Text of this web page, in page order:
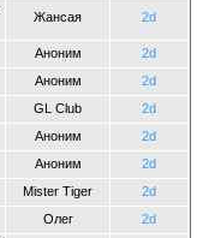
Жансая 2d
Аноним 2d
Аноним 2d
GL Club 2d
Аноним 2d
Аноним 2d
Mister Tiger 2d
Олег 2d